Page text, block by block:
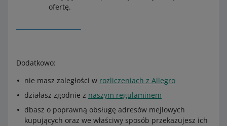
ofertę.
Dodatkowo:
nie masz zaległości w rozliczeniach z Allegro
działasz zgodnie z naszym regulaminem
dbasz o poprawną obsługę adresów mejlowych
kupujących oraz we właściwy sposób przekazujesz ich